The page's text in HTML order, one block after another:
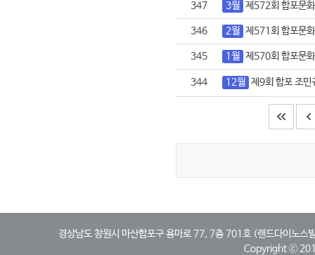
347 3월 제572회 합포문
346 2월 제571회 합포문
345 1월 제570회 합포문
344 12월 제9회 합포 조민
경상남도 창원시 마산합포구 용마로 77, 7층 701호 (랜드다
Copyright ⓒ